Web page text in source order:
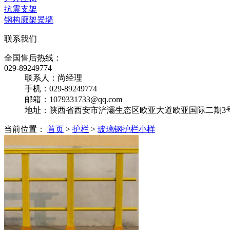
抗震支架
钢构廊架景墙
联系我们
全国售后热线：
029-89249774
联系人：尚经理
手机：029-89249774
邮箱：1079331733@qq.com
地址：陕西省西安市浐灞生态区欧亚大道欧亚国际二期3
当前位置： 首页 > 护栏 > 玻璃钢护栏小样